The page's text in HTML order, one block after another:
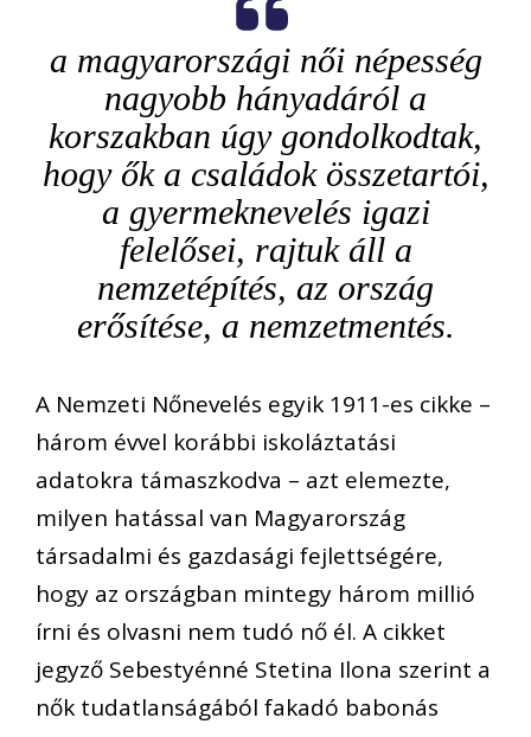
a magyarországi női népesség
nagyobb hányadáról a
korszakban úgy gondolkodtak,
hogy ők a családok összetartói,
a gyermeknevelés igazi
felelősei, rajtuk áll a
nemzetépítés, az ország
erősítése, a nemzetmentés.
A Nemzeti Nőnevelés egyik 1911-es cikke –
három évvel korábbi iskoláztatási
adatokra támaszkodva – azt elemezte,
milyen hatással van Magyarország
társadalmi és gazdasági fejlettségére,
hogy az országban mintegy három millió
írni és olvasni nem tudó nő él. A cikket
jegyző Sebestyénné Stetina Ilona szerint a
nők tudatlanságából fakadó babonás